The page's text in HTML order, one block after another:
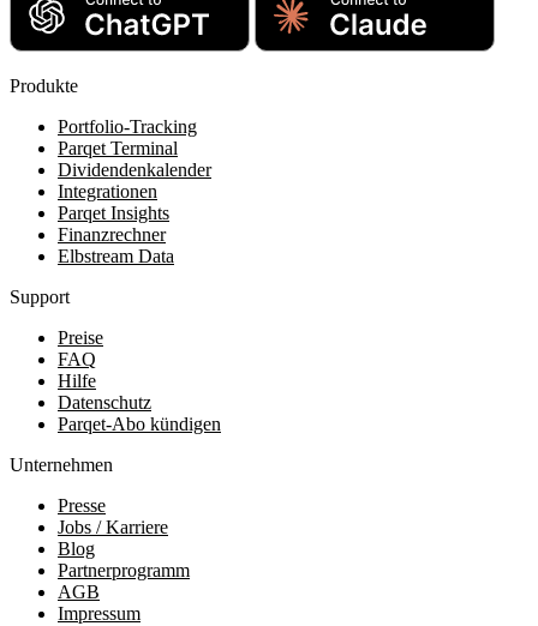
Produkte
Portfolio-Tracking
Parqet Terminal
Dividendenkalender
Integrationen
Parqet Insights
Finanzrechner
Elbstream Data
Support
Preise
FAQ
Hilfe
Datenschutz
Parqet-Abo kündigen
Unternehmen
Presse
Jobs / Karriere
Blog
Partnerprogramm
AGB
Impressum